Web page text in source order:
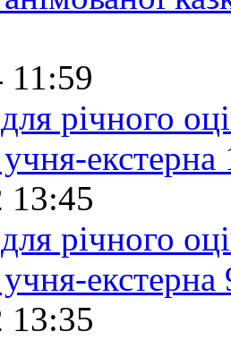
11:59
річного
екстерна
13:45
річного
екстерна
13:35